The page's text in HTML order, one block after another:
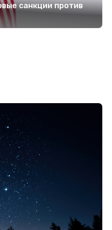
санкции против